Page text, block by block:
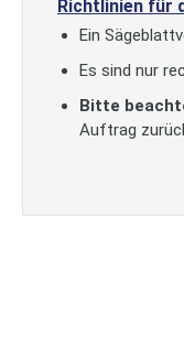
Richtlinien für
Ein
Es sind nur
Bitte
Auftrag